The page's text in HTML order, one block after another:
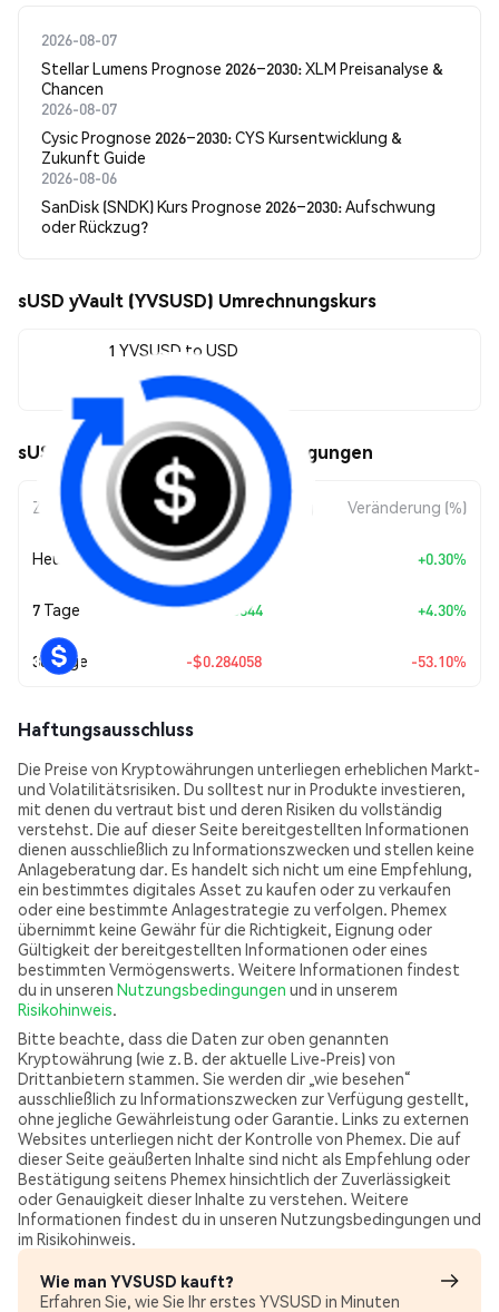
2026-08-07
Stellar Lumens Prognose 2026–2030: XLM Preisanalyse &
Chancen
2026-08-07
Cysic Prognose 2026–2030: CYS Kursentwicklung &
Zukunft Guide
2026-08-06
SanDisk (SNDK) Kurs Prognose 2026–2030: Aufschwung
oder Rückzug?
sUSD yVault (YVSUSD) Umrechnungskurs
1 YVSUSD to USD
$0.250891
sUSD yVault (YVSUSD) Kursbewegungen
Zeitraum Betragsänderung Veränderung (%)
Heute +$0.00075042 +0.30%
7 Tage +$0.010344 +4.30%
30 Tage -$0.284058 -53.10%
Haftungsausschluss
Die Preise von Kryptowährungen unterliegen erheblichen Markt-
und Volatilitätsrisiken. Du solltest nur in Produkte investieren,
mit denen du vertraut bist und deren Risiken du vollständig
verstehst. Die auf dieser Seite bereitgestellten Informationen
dienen ausschließlich zu Informationszwecken und stellen keine
Anlageberatung dar. Es handelt sich nicht um eine Empfehlung,
ein bestimmtes digitales Asset zu kaufen oder zu verkaufen
oder eine bestimmte Anlagestrategie zu verfolgen. Phemex
übernimmt keine Gewähr für die Richtigkeit, Eignung oder
Gültigkeit der bereitgestellten Informationen oder eines
bestimmten Vermögenswerts. Weitere Informationen findest
du in unseren Nutzungsbedingungen und in unserem
Risikohinweis.
Bitte beachte, dass die Daten zur oben genannten
Kryptowährung (wie z. B. der aktuelle Live-Preis) von
Drittanbietern stammen. Sie werden dir „wie besehen“
ausschließlich zu Informationszwecken zur Verfügung gestellt,
ohne jegliche Gewährleistung oder Garantie. Links zu externen
Websites unterliegen nicht der Kontrolle von Phemex. Die auf
dieser Seite geäußerten Inhalte sind nicht als Empfehlung oder
Bestätigung seitens Phemex hinsichtlich der Zuverlässigkeit
oder Genauigkeit dieser Inhalte zu verstehen. Weitere
Informationen findest du in unseren Nutzungsbedingungen und
im Risikohinweis.
Wie man YVSUSD kauft?
Erfahren Sie, wie Sie Ihr erstes YVSUSD in Minuten